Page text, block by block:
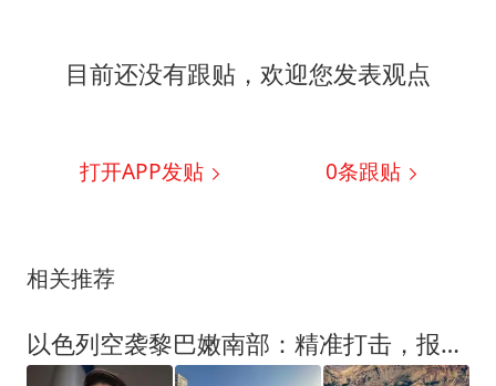
目前还没有跟贴，欢迎您发表观点
打开APP发贴 0条跟贴
相关推荐
以色列空袭黎巴嫩南部：精准打击，报复真主党违反停火协议